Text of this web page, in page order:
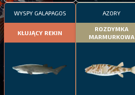
WYSPY GALAPAGOS
KŁUJĄCY REKIN
AZORY
ROZDYMKA
MARMURKOWA